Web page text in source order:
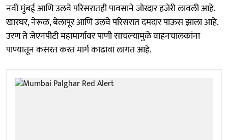
नवी मुंबई आणि उलवे परिसरातही पावसाने जोरदार हजेरी लावली आहे.
खारघर, नेरूळ, बेलापूर आणि उलवे परिसरात दमदार पाऊस झाला आहे.
उरण ते जेएनपीटी महामार्गावर पाणी साचल्यामुळे वाहनचालकांना
पाण्यातून कसरत करत मार्ग काढावा लागत आहे.